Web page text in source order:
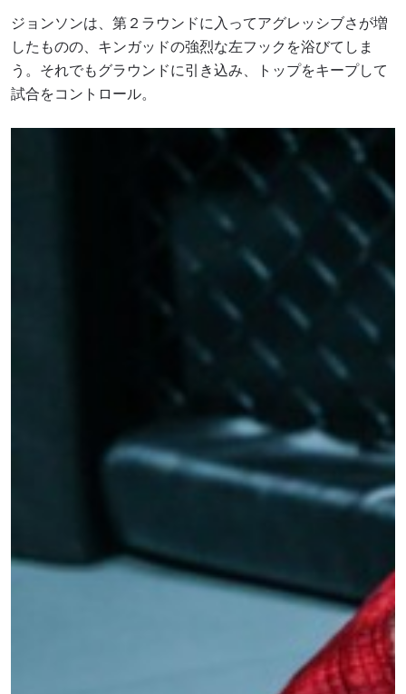
ジョンソンは、第２ラウンドに入ってアグレッシブさが増
したものの、キンガッドの強烈な左フックを浴びてしま
う。それでもグラウンドに引き込み、トップをキープして
試合をコントロール。